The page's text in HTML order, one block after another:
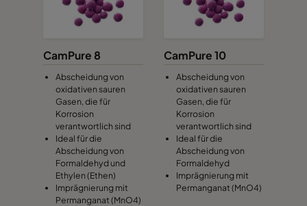
CamPure 8
Abscheidung von
oxidativen sauren
Gasen, die für
Korrosion
verantwortlich sind
Ideal für die
Abscheidung von
Formaldehyd und
Ethylen (Ethen)
Imprägnierung mit
Permanganat (MnO4)
CamPure 10
Abscheidung von
oxidativen sauren
Gasen, die für
Korrosion
verantwortlich sind
Ideal für die
Abscheidung von
Formaldehyd
Imprägnierung mit
Permanganat (MnO4)